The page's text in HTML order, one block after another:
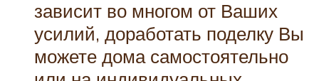
зависит во многом от Ваших
усилий, доработать поделку Вы
можете дома самостоятельно